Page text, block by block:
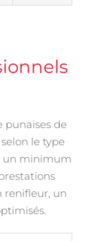
punaises de
le type
un minimum
renifleur, un